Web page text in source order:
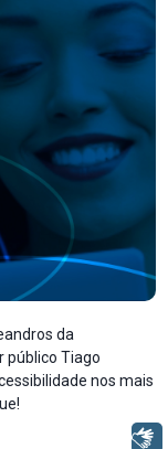
da
público Tiago
nos mais